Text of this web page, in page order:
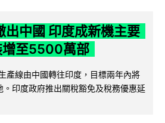
出中國 印度成新機主要
增至5500萬部
產線由中國轉往印度，目標兩年內將
。印度政府推出關稅豁免及稅務優惠延